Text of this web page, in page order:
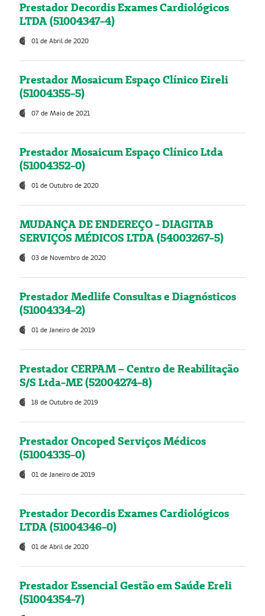
Prestador Decordis Exames Cardiológicos
LTDA (51004347-4)
01 de Abril de 2020
Prestador Mosaicum Espaço Clínico Eireli
(51004355-5)
07 de Maio de 2021
Prestador Mosaicum Espaço Clínico Ltda
(51004352-0)
01 de Outubro de 2020
MUDANÇA DE ENDEREÇO - DIAGITAB
SERVIÇOS MÉDICOS LTDA (54003267-5)
03 de Novembro de 2020
Prestador Medlife Consultas e Diagnósticos
(51004334-2)
01 de Janeiro de 2019
Prestador CERPAM – Centro de Reabilitação
S/S Ltda-ME (52004274-8)
18 de Outubro de 2019
Prestador Oncoped Serviços Médicos
(51004335-0)
01 de Janeiro de 2019
Prestador Decordis Exames Cardiológicos
LTDA (51004346-0)
01 de Abril de 2020
Prestador Essencial Gestão em Saúde Ereli
(51004354-7)